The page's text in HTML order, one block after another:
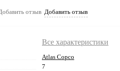
Добавить отзыв
Все характеристики
Atlas Copco
7